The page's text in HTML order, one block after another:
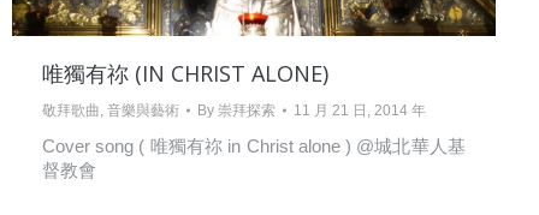
唯獨有祢 (IN CHRIST ALONE)
敬拜歌曲, 音樂與藝術 By 崇拜探索 11 月 21 日, 2014 年
Cover song ( 唯獨有祢 in Christ alone ) @城北華人基
督教會